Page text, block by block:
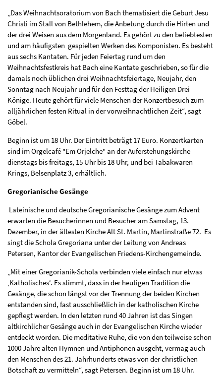
„Das Weihnachtsoratorium von Bach thematisiert die Geburt Jesu
Christi im Stall von Bethlehem, die Anbetung durch die Hirten und
der drei Weisen aus dem Morgenland. Es gehört zu den beliebtesten
und am häufigsten gespielten Werken des Komponisten. Es besteht
aus sechs Kantaten. Für jeden Feiertag rund um den
Weihnachtsfestkreis hat Bach eine Kantate geschrieben, so für die
damals noch üblichen drei Weihnachtsfeiertage, Neujahr, den
Sonntag nach Neujahr und für den Festtag der Heiligen Drei
Könige. Heute gehört für viele Menschen der Konzertbesuch zum
alljährlichen festen Ritual in der vorweihnachtlichen Zeit“, sagt
Göbel.
Beginn ist um 18 Uhr. Der Eintritt beträgt 17 Euro. Konzertkarten
sind im Orgelcafé "Em Örjelche" an der Auferstehungskirche
dienstags bis freitags, 15 Uhr bis 18 Uhr, und bei Tabakwaren
Krings, Belsenplatz 3, erhältlich.
Gregorianische Gesänge
Lateinische und deutsche Gregorianische Gesänge zum Advent
erwarten die Besucherinnen und Besucher am Samstag, 13.
Dezember, in der ältesten Kirche Alt St. Martin, Martinstraße 72. Es
singt die Schola Gregoriana unter der Leitung von Andreas
Petersen, Kantor der Evangelischen Friedens-Kirchengemeinde.
„Mit einer Gregorianik-Schola verbinden viele einfach nur etwas
‚Katholisches‘. Es stimmt, dass in der heutigen Tradition die
Gesänge, die schon längst vor der Trennung der beiden Kirchen
entstanden sind, fast ausschließlich in der katholischen Kirche
gepflegt werden. In den letzten rund 40 Jahren ist das Singen
altkirchlicher Gesänge auch in der Evangelischen Kirche wieder
entdeckt worden. Die meditative Ruhe, die von den teilweise schon
1000 Jahre alten Hymnen und Antiphonen ausgeht, vermag auch
den Menschen des 21. Jahrhunderts etwas von der christlichen
Botschaft zu vermitteln“, sagt Petersen. Beginn ist um 18 Uhr.